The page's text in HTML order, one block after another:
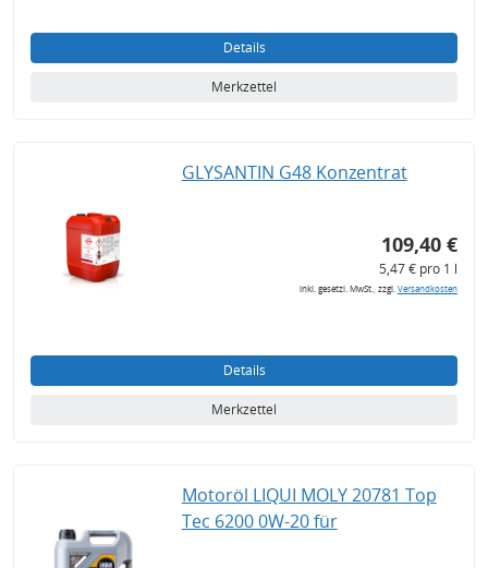
Details
Merkzettel
GLYSANTIN G48 Konzentrat
109,40 €
5,47 € pro 1 l
inkl. gesetzl. MwSt., zzgl.Versandkosten
Details
Merkzettel
Motoröl LIQUI MOLY 20781 Top
Tec 6200 0W-20 für